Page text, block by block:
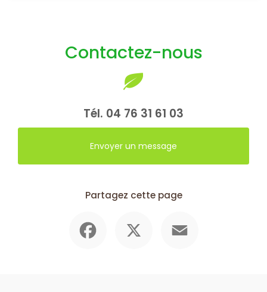
Contactez-nous
Tél. 04 76 31 61 03
Envoyer un message
Partagez cette page